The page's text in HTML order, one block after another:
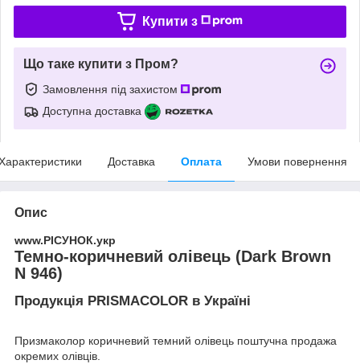
Купити з
Що таке купити з Пром?
Замовлення під захистом
Доступна доставка
Доставка Оплата Умови повернення
Опис
www.РІСУНОК.укр
Темно-коричневий олівець (Dark Brown
N 946)
Продукція PRISMACOLOR в Україні
Призмаколор коричневий темний олівець поштучна продажа
окремих олівців.